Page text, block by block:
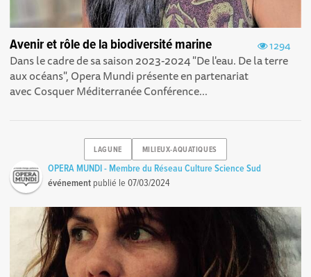
1294
Avenir et rôle de la biodiversité marine
Dans le cadre de sa saison 2023-2024 "De l'eau. De la terre
aux océans", Opera Mundi présente en partenariat
avec Cosquer Méditerranée Conférence...
LAGUNE MILIEUX-AQUATIQUES
OPERA MUNDI - Membre du Réseau Culture Science Sud
événement publié le07/03/2024